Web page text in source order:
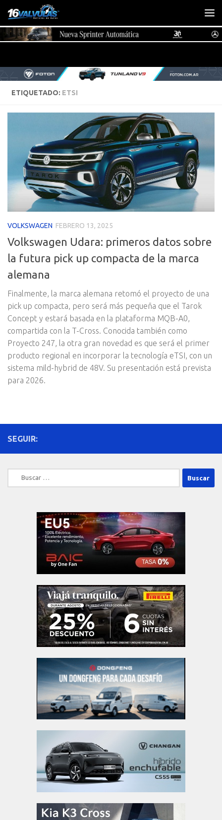
Saltar al contenido
ETIQUETADO: ETSI
VOLKSWAGEN FEBRERO 13, 2025
Volkswagen Udara: primeros datos sobre
la futura pick up compacta de la marca
alemana
Finalmente, la marca alemana retomó el proyecto de una
pick up compacta, pero será más pequeña que el Tarok
Concept y estará basada en la plataforma MQB-A0,
compartida con la T-Cross. Conocida también como
Proyecto 247, la otra gran novedad es que será el primer
producto regional en incorporar la tecnología eTSI, con un
sistema mild-hybrid de 48V. Su presentación está prevista
para 2026.
SEGUIR:
Buscar: